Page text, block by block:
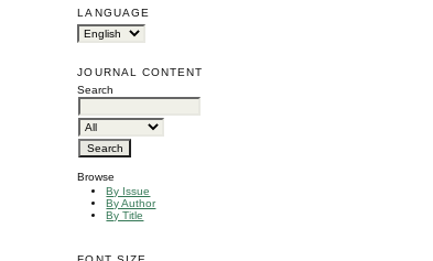
LANGUAGE
JOURNAL CONTENT
Search
Browse
By Issue
By Author
By Title